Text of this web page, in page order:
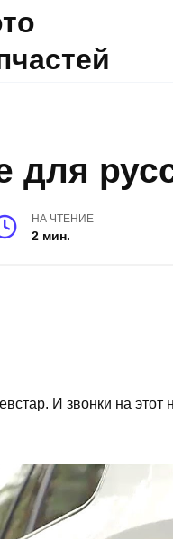
для
НА ЧТЕНИЕ
2 мин.
И звонки на